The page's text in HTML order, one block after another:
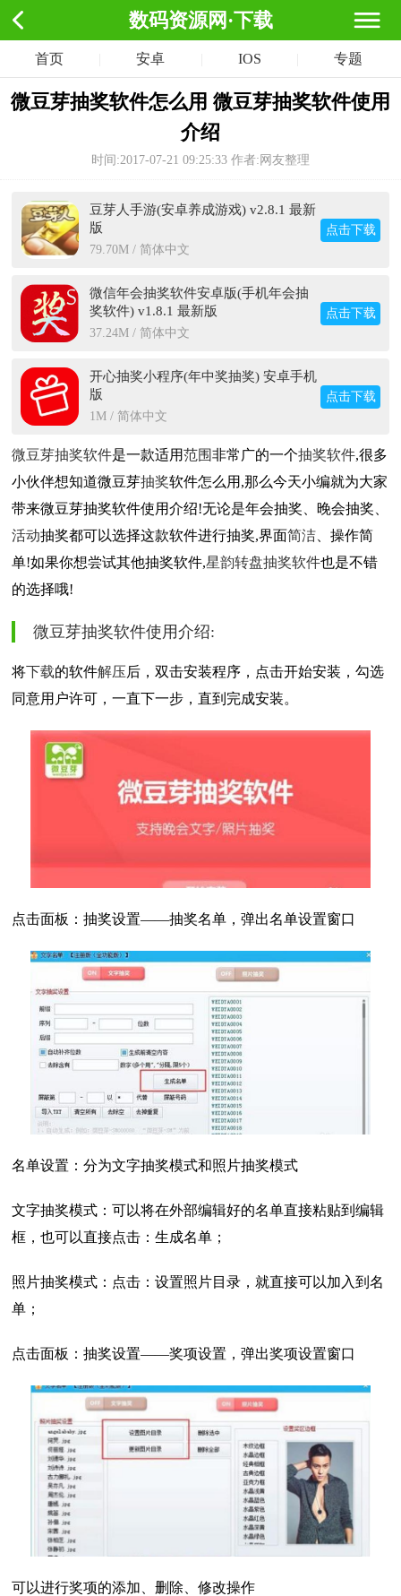
数码资源网·下载
首页 安卓 IOS 专题
微豆芽抽奖软件怎么用 微豆芽抽奖软件使用
介绍
时间:2017-07-21 09:25:33 作者:网友整理
豆芽人手游(安卓养成游戏) v2.8.1 最新
版
79.70M / 简体中文
点击下载
微信年会抽奖软件安卓版(手机年会抽
奖软件) v1.8.1 最新版
37.24M / 简体中文
点击下载
开心抽奖小程序(年中奖抽奖) 安卓手机
版
1M / 简体中文
点击下载
微豆芽抽奖软件是一款适用范围非常广的一个抽奖软件,很多
小伙伴想知道微豆芽抽奖软件怎么用,那么今天小编就为大家
带来微豆芽抽奖软件使用介绍!无论是年会抽奖、晚会抽奖、
活动抽奖都可以选择这款软件进行抽奖,界面简洁 、操作简
单!如果你想尝试其他抽奖软件,星韵转盘抽奖软件也是不错
的选择哦!
微豆芽抽奖软件使用介绍:
将下载的软件解压后，双击安装程序，点击开始安装，勾选
同意用户许可，一直下一步，直到完成安装。
点击面板：抽奖设置——抽奖名单，弹出名单设置窗口
名单设置：分为文字抽奖模式和照片抽奖模式
文字抽奖模式：可以将在外部编辑好的名单直接粘贴到编辑
框，也可以直接点击：生成名单；
照片抽奖模式：点击：设置照片目录，就直接可以加入到名
单；
点击面板：抽奖设置——奖项设置，弹出奖项设置窗口
可以进行奖项的添加、删除、修改操作